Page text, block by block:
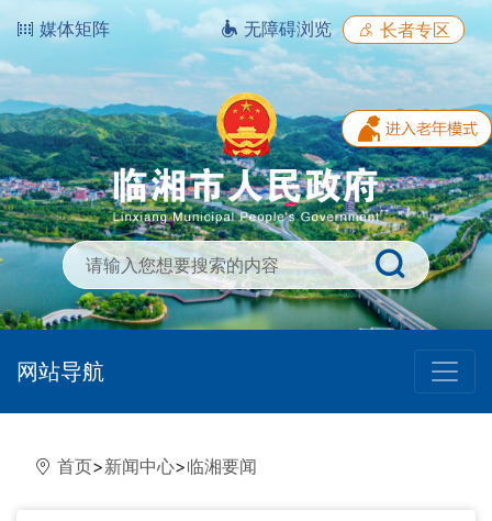
媒体矩阵 无障碍浏览 长者专区
网站导航
首页>新闻中心>临湘要闻